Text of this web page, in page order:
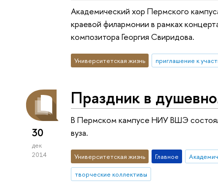
Академический хор Пермского
краевой филармонии в рамках
композитора Георгия Свиридова.
Университетская жизнь приглашение к
30
дек
2014
Праздник в
В Пермском кампусе НИУ ВШЭ
вуза.
Университетская жизнь Главное
творческие коллективы